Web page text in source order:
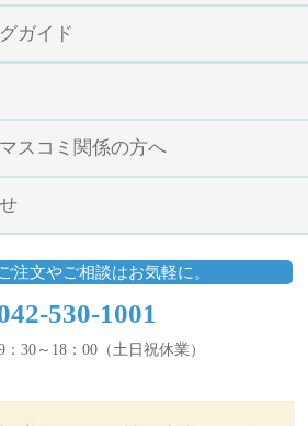
ガイド
スコミ関係の方へ
注文やご相談はお気軽に。
530-1001
30～18：00（土日祝休業）